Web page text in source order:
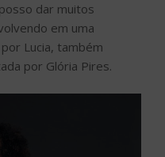
dar muitos
em uma
Lucia, também
por Glória Pires.